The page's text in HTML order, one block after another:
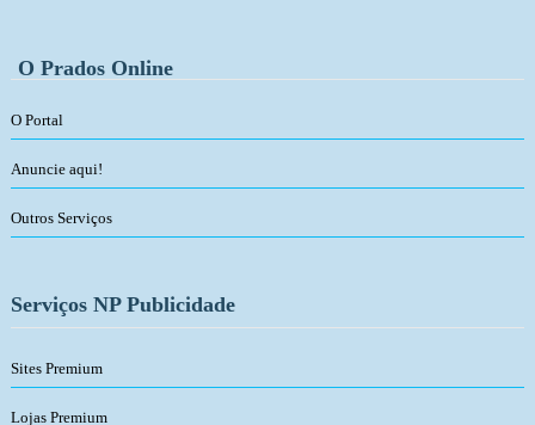
O Prados Online
O Portal
Anuncie aqui!
Outros Serviços
Serviços NP Publicidade
Sites Premium
Lojas Premium